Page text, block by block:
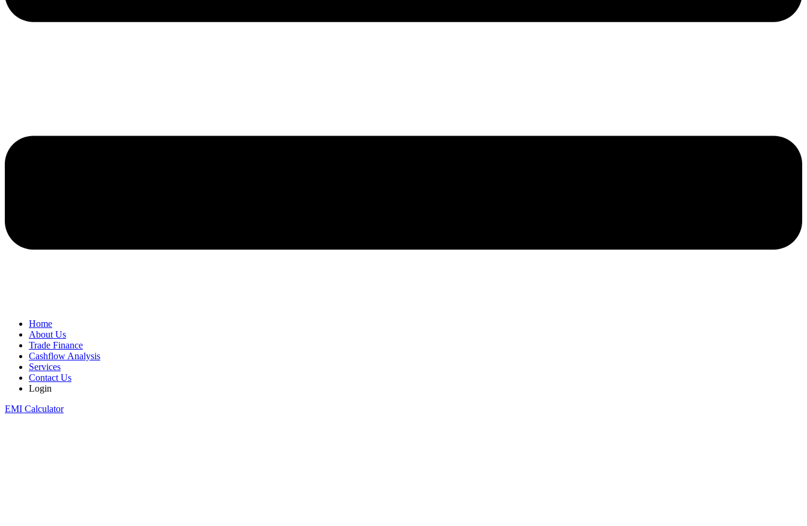
Home
About Us
Trade Finance
Cashflow Analysis
Services
Contact Us
Login
EMI Calculator